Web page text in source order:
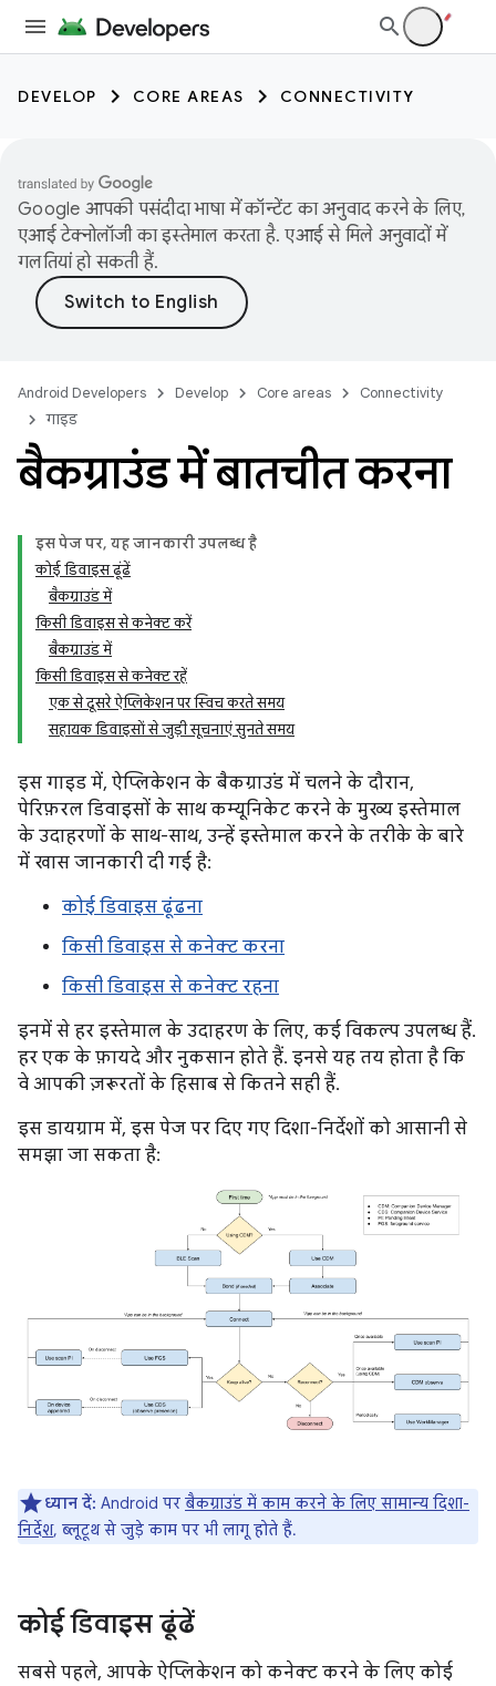
DEVELOP CORE AREAS CONNECTIVITY
Google आपकी पसंदीदा भाषा में कॉन्टेंट का अनुवाद करने के लिए,
एआई टेक्नोलॉजी का इस्तेमाल करता है. एआई से मिले अनुवादों में
गलतियां हो सकती हैं.
Android Developers Develop Core areas
Connectivity
गाइड
बैकग्राउंड में बातचीत करना
इस पेज पर, यह जानकारी उपलब्ध है
कोई डिवाइस ढूंढें
बैकग्राउंड में
किसी डिवाइस से कनेक्ट करें
बैकग्राउंड में
किसी डिवाइस से कनेक्ट रहें
एक से दूसरे ऐप्लिकेशन पर स्विच करते समय
सहायक डिवाइसों से जुड़ी सूचनाएं सुनते समय
इस गाइड में, ऐप्लिकेशन के बैकग्राउंड में चलने के दौरान,
पेरिफ़रल डिवाइसों के साथ कम्यूनिकेट करने के मुख्य इस्तेमाल
के उदाहरणों के साथ-साथ, उन्हें इस्तेमाल करने के तरीके के बारे
में खास जानकारी दी गई है:
कोई डिवाइस ढूंढना
किसी डिवाइस से कनेक्ट करना
किसी डिवाइस से कनेक्ट रहना
इनमें से हर इस्तेमाल के उदाहरण के लिए, कई विकल्प उपलब्ध हैं.
हर एक के फ़ायदे और नुकसान होते हैं. इनसे यह तय होता है कि
वे आपकी ज़रूरतों के हिसाब से कितने सही हैं.
इस डायग्राम में, इस पेज पर दिए गए दिशा-निर्देशों को आसानी से
समझा जा सकता है:
ध्यान दें: Android पर बैकग्राउंड में काम करने के लिए सामान्य दिशा-
निर्देश, ब्लूटूथ से जुड़े काम पर भी लागू होते हैं.
कोई डिवाइस ढूंढें
सबसे पहले, आपके ऐप्लिकेशन को कनेक्ट करने के लिए कोई